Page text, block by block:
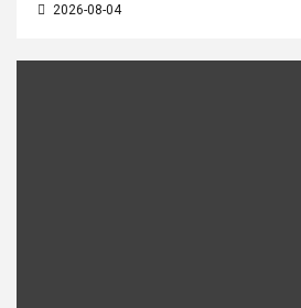
2026-08-04